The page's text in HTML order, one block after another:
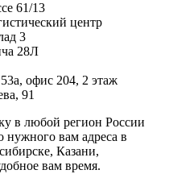
61/13
центр
3
28Л
офис 204, 2 этаж
91
в любой регион России
нужного вам адреса в
Казани,
вам время.